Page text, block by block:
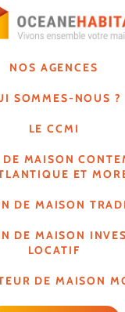
NOS AGENCES
SOMMES-NOUS ?
LE CCMI
MAISON
ET
DE MAISON
DE MAISON
LOCATIF
DE MAISON